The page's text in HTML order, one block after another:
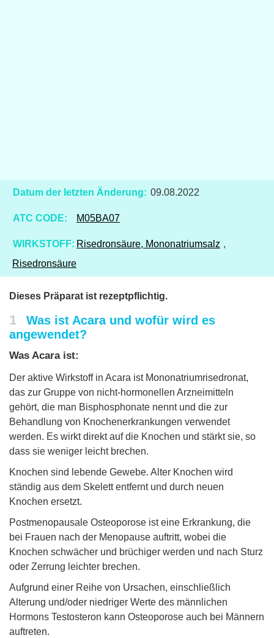
Datum der letzten Änderung: 09.08.2022
ATC CODE: M05BA07
WIRKSTOFF: Risedronsäure, Mononatriumsalz ,
Risedronsäure
Dieses Präparat ist rezeptpflichtig.
1
Was ist Acara und wofür wird es
angewendet?
Was Acara ist:
Der aktive Wirkstoff in Acara ist Mononatriumrisedronat,
das zur Gruppe von nicht-hormonellen Arzneimitteln
gehört, die man Bisphosphonate nennt und die zur
Behandlung von Knochenerkrankungen verwendet
werden. Es wirkt direkt auf die Knochen und stärkt sie, so
dass sie weniger leicht brechen.
Knochen sind lebende Gewebe. Alter Knochen wird
ständig aus dem Skelett entfernt und durch neuen
Knochen ersetzt.
Postmenopausale Osteoporose ist eine Erkrankung, die
bei Frauen nach der Menopause auftritt, wobei die
Knochen schwächer und brüchiger werden und nach Sturz
oder Zerrung leichter brechen.
Aufgrund einer Reihe von Ursachen, einschließlich
Alterung und/oder niedriger Werte des männlichen
Hormons Testosteron kann Osteoporose auch bei Männern
auftreten.